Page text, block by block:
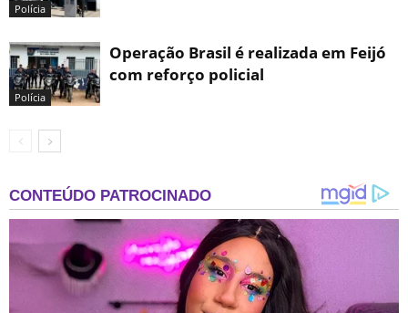
Polícia
Polícia
Operação Brasil é realizada em Feijó
com reforço policial